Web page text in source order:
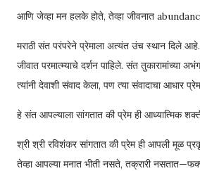
आणि जेव्हा मन हलके होते, तेव्हा जीवनात
मराठी संत परंपरेने प्रेमाला अत्यंत उंच स्थान दिले आहे.
जीवात परमात्म्याचे दर्शन पाहिले. संत तुकारामांच्या
त्यांनी देवाशी संवाद केला, पण त्या संवादाचा आधार प्रेम
हे संत आपल्याला सांगतात की प्रेम ही आध्यात्मिक
श्री श्री रविशंकर सांगतात की प्रेम ही आपली मूळ
तेव्हा आपल्या मनात भीती नसते, तक्रारी